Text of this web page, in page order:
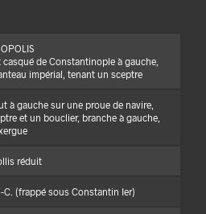
casqué de Constantinople à gauche,
impérial, tenant un sceptre
à gauche sur une proue de navire,
et un bouclier, branche à gauche,
réduit
C. (frappé sous Constantin Ier)